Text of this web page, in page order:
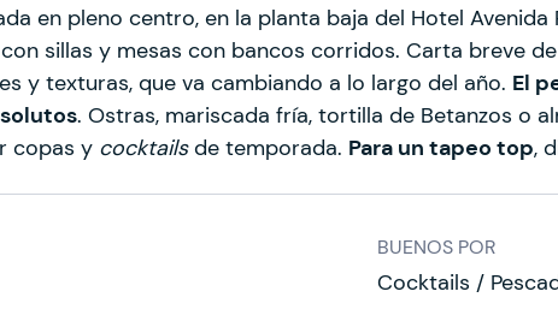
en pleno centro, en la planta baja del Hotel
sillas y mesas con bancos corridos. Carta breve
y texturas, que va cambiando a lo largo del año. El
. Ostras, mariscada fría, tortilla de Betanzos o
copas y cocktailsde temporada. Para un tapeo top,
BUENOS POR
Cocktails /